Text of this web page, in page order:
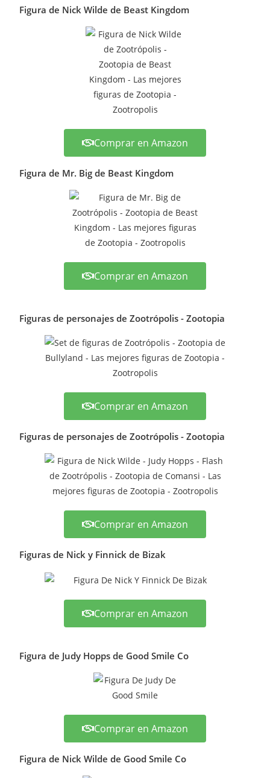
Figura de Nick Wilde de Beast Kingdom
Comprar en Amazon
Figura de Mr. Big de Beast Kingdom
Comprar en Amazon
Figuras de personajes de Zootrópolis - Zootopia
Comprar en Amazon
Figuras de personajes de Zootrópolis - Zootopia
Comprar en Amazon
Figuras de Nick y Finnick de Bizak
Comprar en Amazon
Figura de Judy Hopps de Good Smile Co
Comprar en Amazon
Figura de Nick Wilde de Good Smile Co